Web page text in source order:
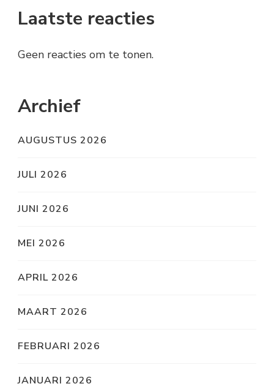
Laatste reacties
Geen reacties om te tonen.
Archief
AUGUSTUS 2026
JULI 2026
JUNI 2026
MEI 2026
APRIL 2026
MAART 2026
FEBRUARI 2026
JANUARI 2026